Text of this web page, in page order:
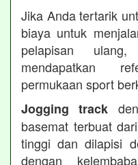
Jika Anda tertarik
biaya untuk
pelapisan
mendapatkan
permukaan sport
Jogging track
basemat terbuat
tinggi dan dilapisi
dengan